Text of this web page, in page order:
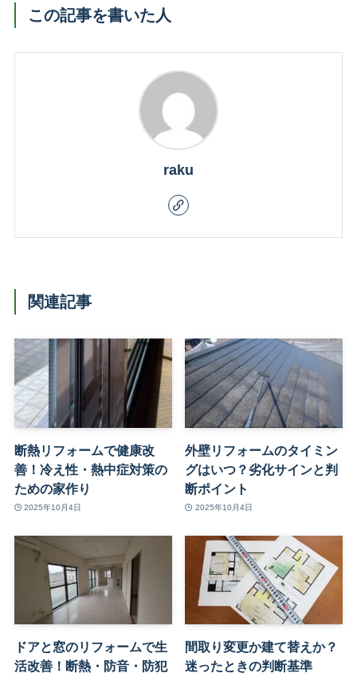
この記事を書いた人
raku
関連記事
断熱リフォームで健康改
善！冷え性・熱中症対策の
ための家作り
2025年10月4日
外壁リフォームのタイミン
グはいつ？劣化サインと判
断ポイント
2025年10月4日
ドアと窓のリフォームで生
活改善！断熱・防音・防犯
間取り変更か建て替えか？
迷ったときの判断基準